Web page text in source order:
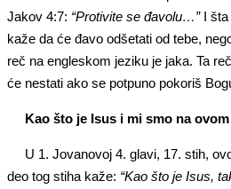
Jakov 4:7: “Protivite se đavolu…”I šta
kaže da će đavo odšetati od tebe,
reč na engleskom jeziku je jaka. Ta
će nestati ako se potpuno pokoriš
Kao što je Isus i mi smo na
U 1. Jovanovoj 4. glavi, 17. stih,
deo tog stiha kaže: “Kao što je Isus,